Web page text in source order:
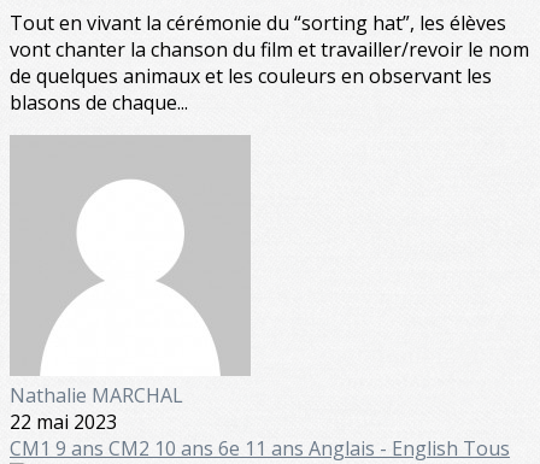
Tout en vivant la cérémonie du “sorting hat”, les élèves
vont chanter la chanson du film et travailler/revoir le nom
de quelques animaux et les couleurs en observant les
blasons de chaque...
Nathalie MARCHAL
22 mai 2023
CM1 9 ans CM2 10 ans 6e 11 ans Anglais - English Tous